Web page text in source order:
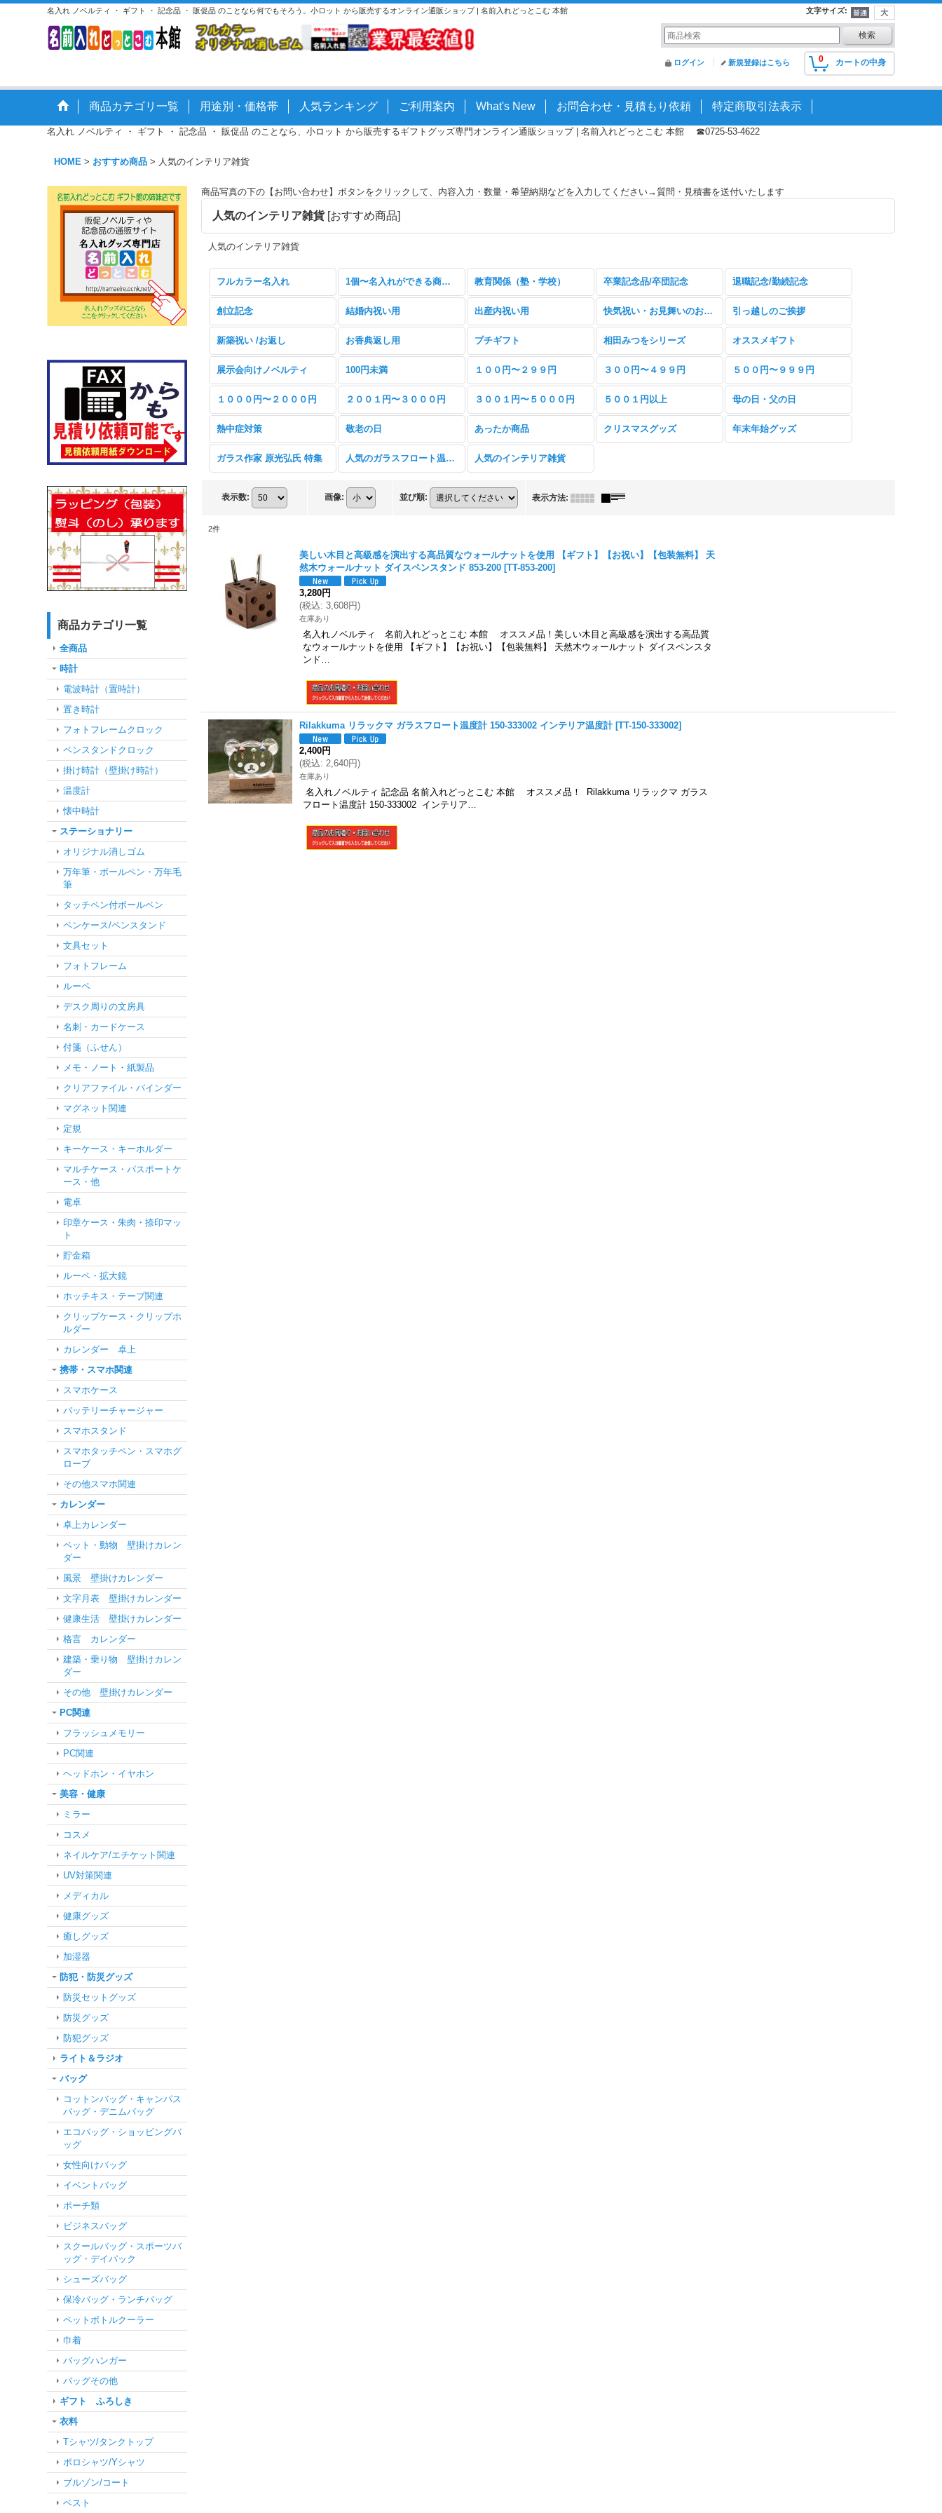
名入れ ノベルティ ・ ギフト ・ 記念品 ・ 販促品 のことなら何でもそろう。小ロット から販売するオンライン通販ショップ | 名前入れどっとこむ 本館 文字サイズ:
0 カートの中身
ログイン 新規登録はこちら
商品カテゴリ一覧 用途別・価格帯 人気ランキング ご利用案内 What's New お問合わせ・見積もり依頼 特定商取引法表示
名入れ ノベルティ ・ ギフト ・ 記念品 ・ 販促品 のことなら、小ロット から販売するギフトグッズ専門オンライン通販ショップ | 名前入れどっとこむ 本館 ☎0725-53-4622
HOME > おすすめ商品 > 人気のインテリア雑貨
商品カテゴリ一覧
全商品
時計
電波時計（置時計）
置き時計
フォトフレームクロック
ペンスタンドクロック
掛け時計（壁掛け時計）
温度計
懐中時計
ステーショナリー
オリジナル消しゴム
万年筆・ボールペン・万年毛
筆
タッチペン付ボールペン
ペンケース/ペンスタンド
文具セット
フォトフレーム
ルーペ
デスク周りの文房具
名刺・カードケース
付箋（ふせん）
メモ・ノート・紙製品
クリアファイル・バインダー
マグネット関連
定規
キーケース・キーホルダー
マルチケース・パスポートケ
ース・他
電卓
印章ケース・朱肉・捺印マッ
ト
貯金箱
ルーペ・拡大鏡
ホッチキス・テープ関連
クリップケース・クリップホ
ルダー
カレンダー 卓上
携帯・スマホ関連
スマホケース
バッテリーチャージャー
スマホスタンド
スマホタッチペン・スマホグ
ローブ
その他スマホ関連
カレンダー
卓上カレンダー
ペット・動物 壁掛けカレン
ダー
風景 壁掛けカレンダー
文字月表 壁掛けカレンダー
健康生活 壁掛けカレンダー
格言 カレンダー
建築・乗り物 壁掛けカレン
ダー
その他 壁掛けカレンダー
PC関連
フラッシュメモリー
PC関連
ヘッドホン・イヤホン
美容・健康
ミラー
コスメ
ネイルケア/エチケット関連
UV対策関連
メディカル
健康グッズ
癒しグッズ
加湿器
防犯・防災グッズ
防災セットグッズ
防災グッズ
防犯グッズ
ライト＆ラジオ
バッグ
コットンバッグ・キャンパス
バッグ・デニムバッグ
エコバッグ・ショッピングバ
ッグ
女性向けバッグ
イベントバッグ
ポーチ類
ビジネスバッグ
スクールバッグ・スポーツバ
ッグ・デイパック
シューズバッグ
保冷バッグ・ランチバッグ
ペットボトルクーラー
巾着
バッグハンガー
バッグその他
ギフト ふろしき
衣料
Tシャツ/タンクトップ
ポロシャツ/Yシャツ
ブルゾン/コート
ベスト
商品写真の下の【お問い合わせ】ボタンをクリックして、内容入力・数量・希望納期などを入力してください→質問・見積書を送付いたします
人気のインテリア雑貨 [おすすめ商品]
人気のインテリア雑貨
フルカラー名入れ 1個〜名入れができる商品特集 教育関係（塾・学校） 卒業記念品/卒団記念 退職記念/勤続記念
創立記念 結婚内祝い用 出産内祝い用 快気祝い・お見舞いのお返し 引っ越しのご挨拶
新築祝い /お返し お香典返し用 プチギフト 相田みつをシリーズ オススメギフト
展示会向けノベルティ 100円未満 １００円〜２９９円 ３００円〜４９９円 ５００円〜９９９円
１０００円〜２０００円 ２００１円〜３０００円 ３００１円〜５０００円 ５００１円以上 母の日・父の日
熱中症対策 敬老の日 あったか商品 クリスマスグッズ 年末年始グッズ
ガラス作家 原光弘氏 特集 人気のガラスフロート温度計 人気のインテリア雑貨
表示数: 画像: 並び順: 表示方法:
2件
美しい木目と高級感を演出する高品質なウォールナットを使用 【ギフト】【お祝い】【包装無料】 天
然木ウォールナット ダイスペンスタンド 853-200 [TT-853-200]
3,280円
(税込: 3,608円)
在庫あり
名入れノベルティ 名前入れどっとこむ 本館 オススメ品！美しい木目と高級感を演出する高品質
なウォールナットを使用 【ギフト】【お祝い】【包装無料】 天然木ウォールナット ダイスペンスタ
ンド…
Rilakkuma リラックマ ガラスフロート温度計 150-333002 インテリア温度計 [TT-150-333002]
2,400円
(税込: 2,640円)
在庫あり
名入れノベルティ 記念品 名前入れどっとこむ 本館 オススメ品！ Rilakkuma リラックマ ガラス
フロート温度計 150-333002 インテリア…